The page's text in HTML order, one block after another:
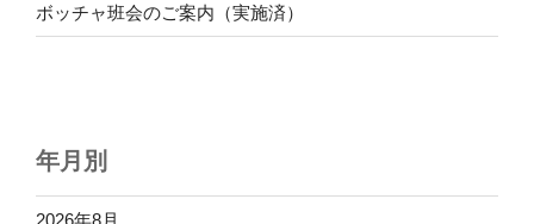
ボッチャ班会のご案内（実施済）
年月別
2026年8月